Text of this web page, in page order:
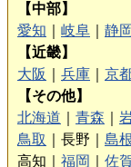
【中部】
愛知
岐阜 静岡
【近畿】
大阪
兵庫 京
【その他】
北海道
青森
鳥取
長野｜ 島
高知｜ 福岡 佐